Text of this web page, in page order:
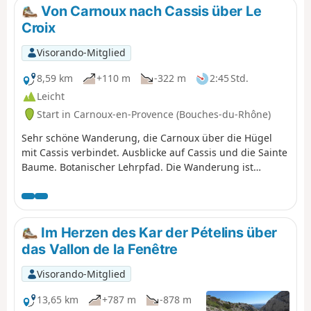
die grün-blaue Calanque de Sugiton. Die kleinen Häfen
von Callelongue und Les Goudes heißen Sie willkommen,
bevor Sie nach vielen Kilometern den schwierigen
Aufstieg zum Col de Béouveyre in Angriff nehmen. Sie
befinden sich im Nationalpark Calanques, der
besonderen Vorschriften unterliegt. Bei Nichteinhaltung
dieser Vorschriften droht Ihnen eine Geldstrafe von bis
zu 1500 €.
Von Carnoux nach Cassis über Le
Croix
Visorando-Mitglied
8,59 km
+110 m -322 m
2:45 Std.
Leicht
Start in Carnoux-en-Provence (Bouches-du-Rhône)
Sehr schöne Wanderung, die Carnoux über die Hügel
mit Cassis verbindet. Ausblicke auf Cassis und die Sainte
Baume. Botanischer Lehrpfad. Die Wanderung ist
Im Herzen des Kar der Pételins über
das Vallon de la Fenêtre
Visorando-Mitglied
13,65 km
+787 m
-878 m